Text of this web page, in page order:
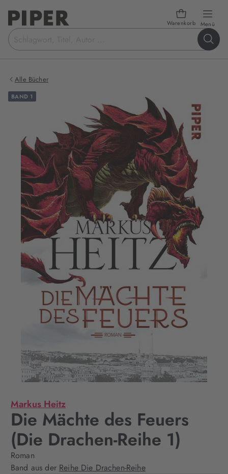
Warenkorb Menü
Suchbegriff
eingeben
Alle Bücher
BAND 1
Markus Heitz
Die Mächte des Feuers
(Die Drachen-Reihe 1)
Roman
Band aus der Reihe Die Drachen-Reihe